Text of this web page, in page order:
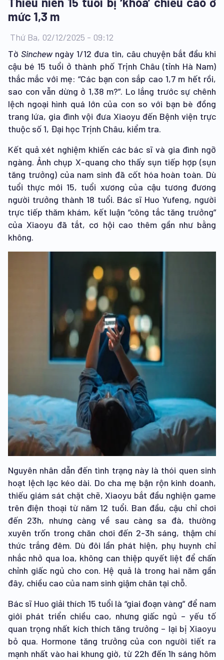
mức 1,3 m
Thứ Ba, 02/12/2025 - 09:12
Tờ Sinchew ngày 1/12 đưa tin, câu chuyện bắt đầu khi
cậu bé 15 tuổi ở thành phố Trịnh Châu (tỉnh Hà Nam)
thắc mắc với mẹ: “Các bạn con sắp cao 1,7 m hết rồi,
sao con vẫn dừng ở 1,38 m?”. Lo lắng trước sự chênh
lệch ngoại hình quá lớn của con so với bạn bè đồng
trang lứa, gia đình vội đưa Xiaoyu đến Bệnh viện trực
thuộc số 1, Đại học Trịnh Châu, kiểm tra.
Kết quả xét nghiệm khiến các bác sĩ và gia đình ngỡ
ngàng. Ảnh chụp X-quang cho thấy sụn tiếp hợp (sụn
tăng trưởng) của nam sinh đã cốt hóa hoàn toàn. Dù
tuổi thực mới 15, tuổi xương của cậu tương đương
người trưởng thành 18 tuổi. Bác sĩ Huo Yufeng, người
trực tiếp thăm khám, kết luận “công tắc tăng trưởng”
của Xiaoyu đã tắt, cơ hội cao thêm gần như bằng
không.
Nguyên nhân dẫn đến tình trạng này là thói quen sinh
hoạt lệch lạc kéo dài. Do cha mẹ bận rộn kinh doanh,
thiếu giám sát chặt chẽ, Xiaoyu bắt đầu nghiện game
trên điện thoại từ năm 12 tuổi. Ban đầu, cậu chỉ chơi
đến 23h, nhưng càng về sau càng sa đà, thường
xuyên trốn trong chăn chơi đến 2-3h sáng, thậm chí
thức trắng đêm. Dù đôi lần phát hiện, phụ huynh chỉ
nhắc nhở qua loa, không can thiệp quyết liệt để chấn
chỉnh giấc ngủ cho con. Hệ quả là trong hai năm gần
đây, chiều cao của nam sinh giậm chân tại chỗ.
Bác sĩ Huo giải thích 15 tuổi là “giai đoạn vàng” để nam
giới phát triển chiều cao, nhưng giấc ngủ – yếu tố
quan trọng nhất kích thích tăng trưởng – lại bị Xiaoyu
bỏ qua. Hormone tăng trưởng của con người tiết ra
mạnh nhất vào hai khung giờ, từ 22h đến 1h sáng hôm